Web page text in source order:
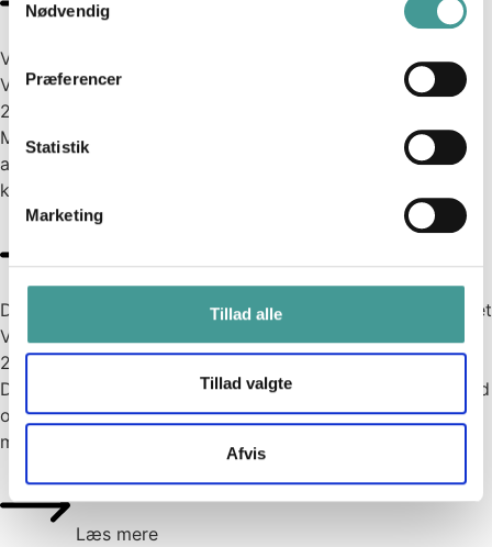
Nødvendig
Præferencer
Statistik
Marketing
Tillad alle
Tillad valgte
Afvis
Vi vil gerne undgå fejl og styrke fagligheden
Virksomhedskultur
2021
Medarbejderne bliver i stigende grad mødt med krav om,
at deres faglighed skal tilpasses løsningen af
kerneopgaven, og at kerneopgaven...
Læs mere
Dilemmaer der udfordrer - og udvikler arbejdsfællesskabet
Virksomhedskultur
2021
Dilemmaer udfordrer ofte oplevelsen af tillid, retfærdighed
og samarbejde på en arbejdsplads. Det mener både
medarbejdere og ledere. Dilemmaer kan...
Læs mere